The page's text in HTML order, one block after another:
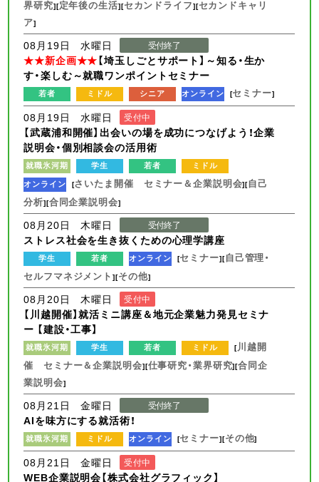
界研究][定年後の生活][セカンドライフ][セカンドキャリ
ア]
08月19日 水曜日 受付終了
★★新企画★★【埼玉しごとサポート】～知る・生か
す・楽しむ～就職ワンポイントセミナー
若者 ミドル シニア オンライン [セミナー]
08月19日 水曜日 受付中
【武蔵浦和開催】出会いの場を成功につなげよう！企業
説明会・個別相談会の活用術
就職氷河期 学生 若者
ミドル
オンライン [さいたま開催 セミナー＆企業説明会][自己
分析][合同企業説明会]
08月20日 木曜日 受付終了
ストレス社会を生き抜くための心理学講座
学生 若者 オンライン [セミナー][自己管理・
セルフマネジメント][その他]
08月20日 木曜日 受付中
【川越開催】就活ミニ講座＆地元企業魅力発見セミナ
ー 【建設・工事】
就職氷河期 学生 若者 ミドル [川越開
催 セミナー＆企業説明会][仕事研究・業界研究][合同企
業説明会]
08月21日 金曜日 受付終了
AIを味方にする就活術！
就職氷河期 ミドル オンライン [セミナー][その他]
08月21日 金曜日 受付中
WEB企業説明会【株式会社グラフィック】